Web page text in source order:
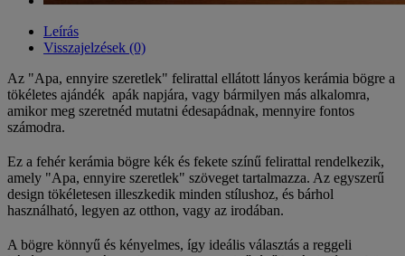
Leírás
Visszajelzések (0)
Az "Apa, ennyire szeretlek" felirattal ellátott lányos kerámia bögre a
tökéletes ajándék apák napjára, vagy bármilyen más alkalomra,
amikor meg szeretnéd mutatni édesapádnak, mennyire fontos
számodra.
Ez a fehér kerámia bögre kék és fekete színű felirattal rendelkezik,
amely "Apa, ennyire szeretlek" szöveget tartalmazza. Az egyszerű
design tökéletesen illeszkedik minden stílushoz, és bárhol
használható, legyen az otthon, vagy az irodában.
A bögre könnyű és kényelmes, így ideális választás a reggeli